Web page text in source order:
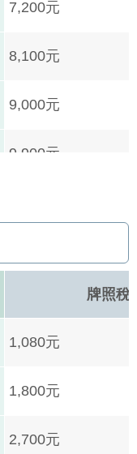
7,200元
8,100元
9,000元
9,900元
13,500元
14,400元
15,300元
牌照稅
1,080元
1,800元
2,700元